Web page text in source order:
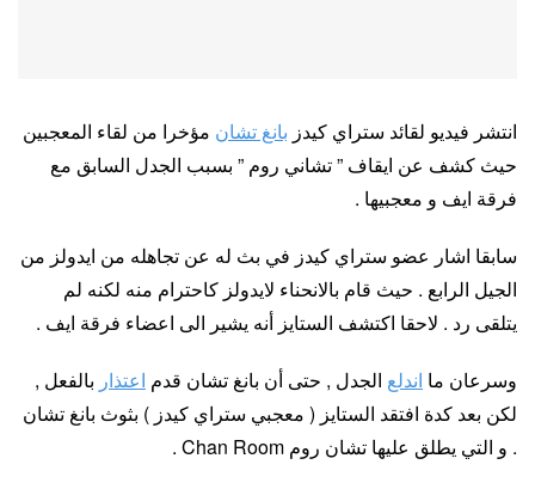
انتشر فيديو لقائد ستراي كيدز بانغ تشان مؤخرا من لقاء المعجبين
حيث كشف عن ايقاف ” تشاني روم ” بسبب الجدل السابق مع
فرقة ايف و معجبيها .
سابقا اشار عضو ستراي كيدز في بث له عن تجاهله من ايدولز من
الجيل الرابع . حيث قام بالانحناء لايدولز كاحترام منه لكنه لم
يتلقى رد . لاحقا اكتشف الستايز أنه يشير الى اعضاء فرقة ايف .
وسرعان ما اندلع الجدل , حتى أن بانغ تشان قدم اعتذار بالفعل ,
لكن بعد كدة افتقد الستايز ( معجبي ستراي كيدز ) بثوث بانغ تشان
. و التي يطلق عليها تشان روم Chan Room .